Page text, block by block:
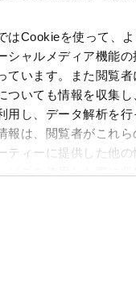
はCookieを使って、
シャルメディア機能の
ています。また閲覧
ついても情報を収集
用し、データ解析を行
報は、閲覧者がこれ
ティーに提供した他の
用規約（
受賞
Pacific 2025
受賞
年 企業法務税務